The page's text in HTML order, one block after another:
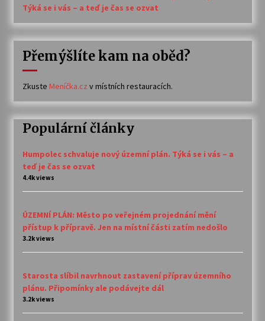
Týká se i vás – a teď je čas se ozvat
Přemýšlíte kam na oběd?
Zkuste Meníčka.cz v místních restauracích.
Populární články
Humpolec schvaluje nový územní plán. Týká se i vás – a
teď je čas se ozvat
4.4k views
ÚZEMNÍ PLÁN: Město po veřejném projednání mění
přístup k přípravě. Jen na místní části zatím nedošlo
3.2k views
Starosta slíbil navrhnout zastavení příprav územního
plánu. Připomínky ale podávejte dál
3.2k views